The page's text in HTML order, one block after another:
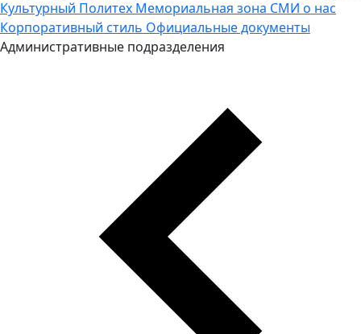
Культурный Политех Мемориальная зона СМИ о нас
Корпоративный стиль Официальные документы
Административные подразделения